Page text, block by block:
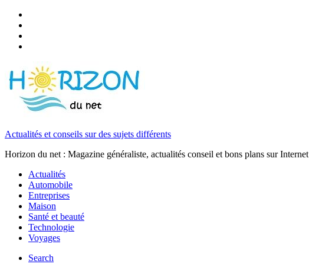
Actualités et conseils sur des sujets différents
Horizon du net : Magazine généraliste, actualités conseil et bons plans sur Internet
Actualités
Automobile
Entreprises
Maison
Santé et beauté
Technologie
Voyages
Search